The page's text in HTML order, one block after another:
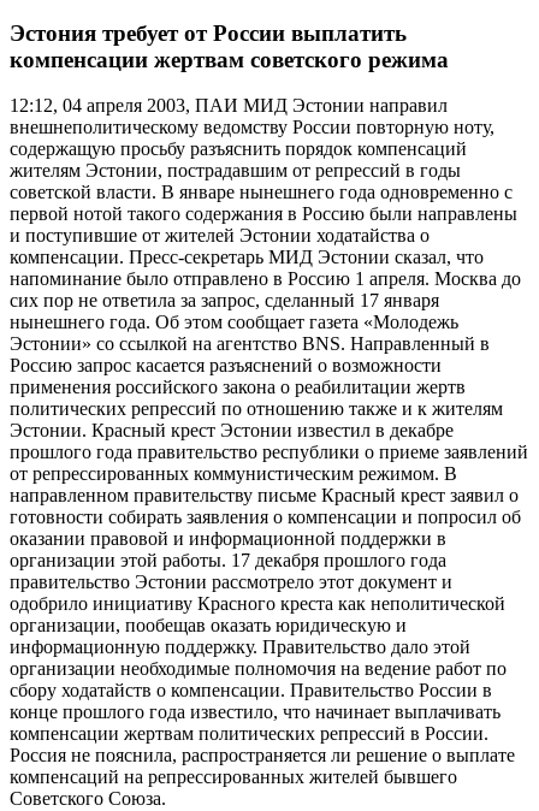
Эстония требует от России выплатить
компенсации жертвам советского режима
12:12, 04 апреля 2003, ПАИ МИД Эстонии направил
внешнеполитическому ведомству России повторную ноту,
содержащую просьбу разъяснить порядок компенсаций
жителям Эстонии, пострадавшим от репрессий в годы
советской власти. В январе нынешнего года одновременно с
первой нотой такого содержания в Россию были направлены
и поступившие от жителей Эстонии ходатайства о
компенсации. Пресс-секретарь МИД Эстонии сказал, что
напоминание было отправлено в Россию 1 апреля. Moсква до
сих пор не ответила за запрос, сделанный 17 января
нынешнего года. Об этом сообщает газета «Молодежь
Эстонии» со ссылкой на агентство BNS. Направленный в
Россию запрос касается разъяснений о возможности
применения российского закона о реабилитации жертв
политических репрессий по отношению также и к жителям
Эстонии. Красный крест Эстонии известил в декабре
прошлого года правительство республики о приеме заявлений
от репрессированных коммунистическим режимом. В
направленном правительству письме Красный крест заявил о
готовности собирать заявления о компенсации и попросил об
оказании правовой и информационной поддержки в
организации этой работы. 17 декабря прошлого года
правительство Эстонии рассмотрело этот документ и
одобрило инициативу Красного креста как неполитической
организации, пообещав оказать юридическую и
информационную поддержку. Правительство дало этой
организации необходимые полномочия на ведение работ по
сбору ходатайств о компенсации. Правительство России в
конце прошлого года известило, что начинает выплачивать
компенсации жертвам политических репрессий в России.
Россия не пояснила, распространяется ли решение о выплате
компенсаций на репрессированных жителей бывшего
Советского Союза.